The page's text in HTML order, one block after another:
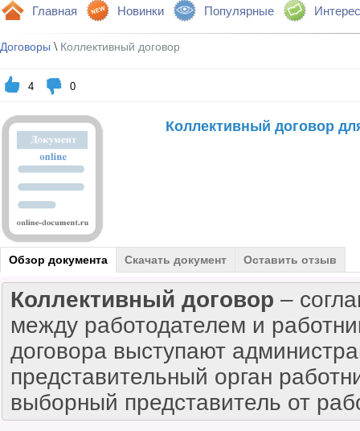
Главная Новинки Популярные
Договоры \ Коллективный договор
4 0
Коллективный договор
Обзор документа Скачать документ Оставить отзыв
Коллективный договор –
между работодателем и
договора выступают
представительный орган
выборный представитель от